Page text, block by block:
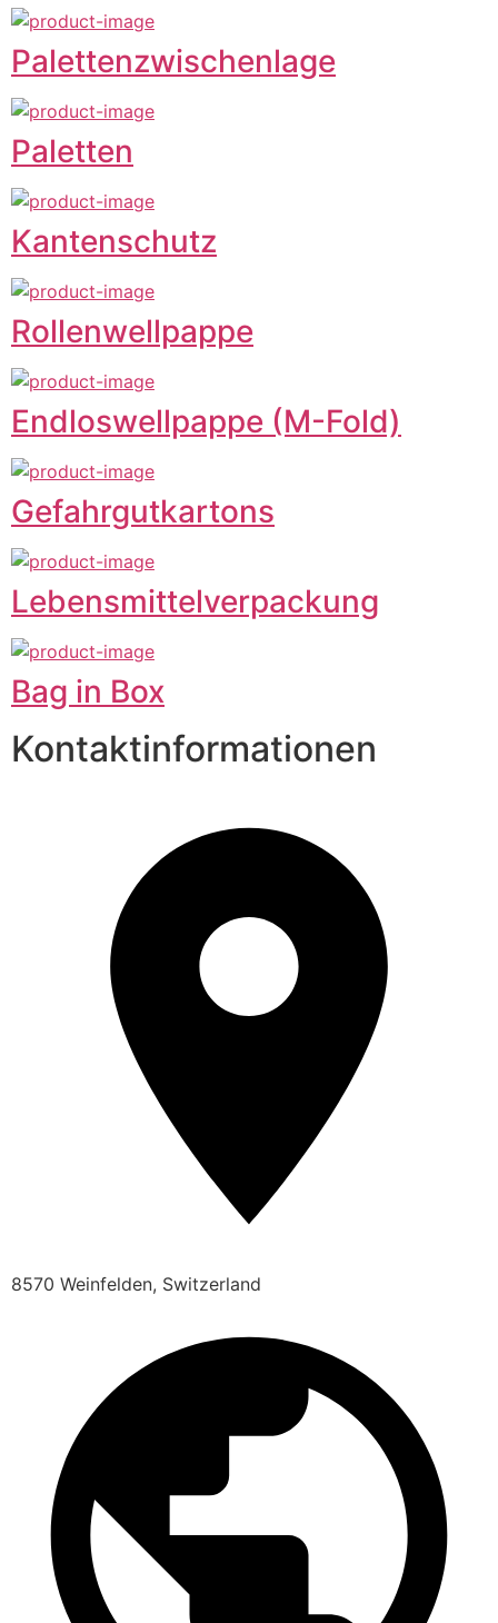
Palettenzwischenlage
Paletten
Kantenschutz
Rollenwellpappe
Endloswellpappe (M-Fold)
Gefahrgutkartons
Lebensmittelverpackung
Bag in Box
Kontaktinformationen
8570 Weinfelden, Switzerland